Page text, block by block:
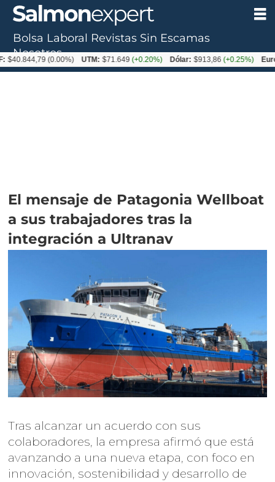
El mensaje de Patagonia Wellboat
a sus trabajadores tras la
integración a Ultranav
Tras alcanzar un acuerdo con sus
colaboradores, la empresa afirmó que está
avanzando a una nueva etapa, con foco en
innovación, sostenibilidad y desarrollo de
Bolsa Laboral Revistas Sin Escamas
Nosotros
(0.00%) UTM: $71.649(+0.20%) Dólar: $913,86(+0.25%) Euro: